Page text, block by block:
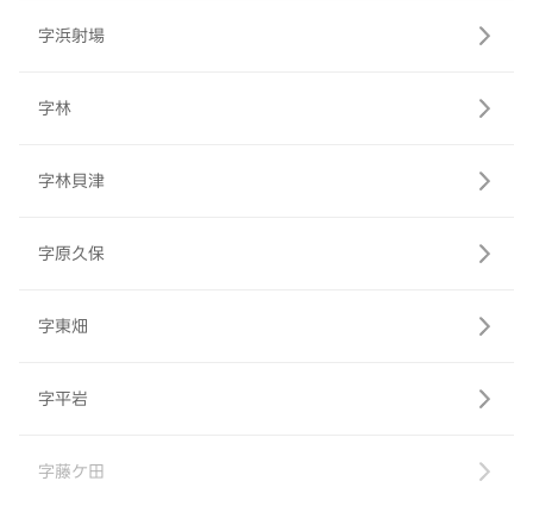
字浜射場
字林
字林貝津
字原久保
字東畑
字平岩
字藤ケ田